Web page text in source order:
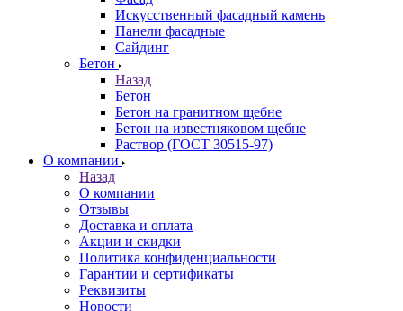
Искусственный фасадный камень
Панели фасадные
Сайдинг
Бетон
Назад
Бетон
Бетон на гранитном щебне
Бетон на известняковом щебне
Раствор (ГОСТ 30515-97)
О компании
Назад
О компании
Отзывы
Доставка и оплата
Акции и скидки
Политика конфиденциальности
Гарантии и сертификаты
Реквизиты
Новости